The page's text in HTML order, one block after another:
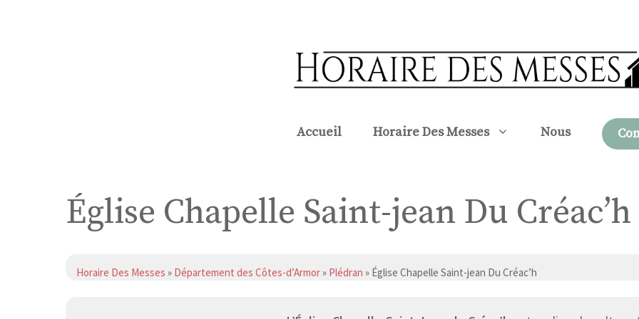
Accueil Horaire Des Messes Nous
Église Chapelle Saint-jean Du Créac’h
Horaire Des Messes » Département des Côtes-d’Armor» Plédran » Église Chapelle Saint-jean Du Créac’h